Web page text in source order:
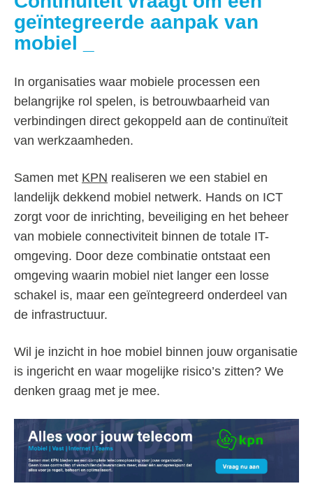
geïntegreerde aanpak van
mobiel
In organisaties waar mobiele processen een
belangrijke rol spelen, is betrouwbaarheid van
verbindingen direct gekoppeld aan de continuïteit
van werkzaamheden.
Samen met KPN realiseren we een stabiel en
landelijk dekkend mobiel netwerk. Hands on ICT
zorgt voor de inrichting, beveiliging en het beheer
van mobiele connectiviteit binnen de totale IT-
omgeving. Door deze combinatie ontstaat een
omgeving waarin mobiel niet langer een losse
schakel is, maar een geïntegreerd onderdeel van
de infrastructuur.
Wil je inzicht in hoe mobiel binnen jouw organisatie
is ingericht en waar mogelijke risico’s zitten? We
denken graag met je mee.